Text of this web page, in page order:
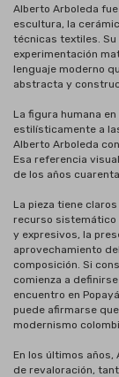
Alberto Arboleda
escultura, la
técnicas textiles.
experimentación
lenguaje moderno
abstracta y
La figura humana
estilísticamente a
Alberto Arboleda
Esa referencia
de los años
La pieza tiene
recurso sistemático
y expresivos, la
aprovechamiento
composición. Si
comienza a
encuentro en
puede afirmarse
modernismo
En los últimos
de revaloración,